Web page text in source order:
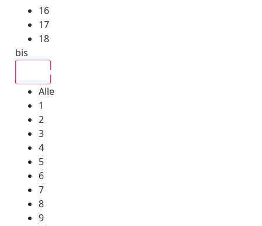
16
17
18
bis
Alle
1
2
3
4
5
6
7
8
9